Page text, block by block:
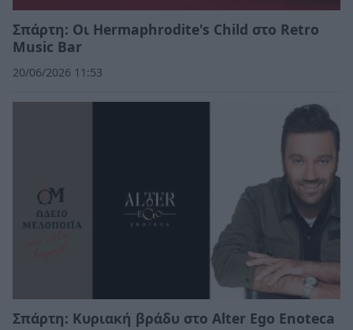
Σπάρτη: Οι Hermaphrodite's Child στο Retro
Music Bar
20/06/2026 11:53
Σπάρτη: Κυριακή βράδυ στο Alter Ego Enoteca